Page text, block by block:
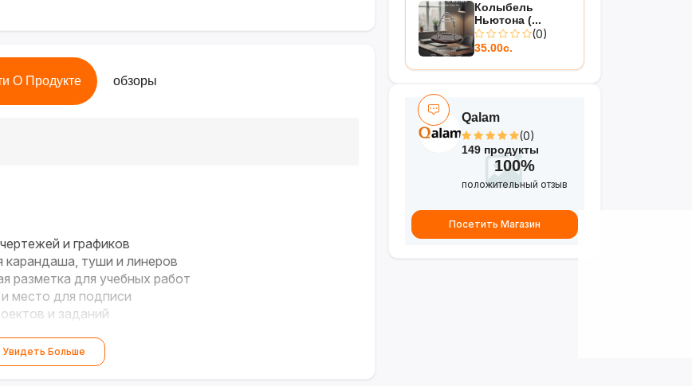
О Продукте обзоры
и графиков
туши и линеров
разметка для учебных работ
место для подписи
и заданий
Увидеть Больше
Колыбель
Ньютона (...
(0)
35.00с.
Qalam
(0)
149 продукты
100%
положительный отзыв
Посетить Магазин